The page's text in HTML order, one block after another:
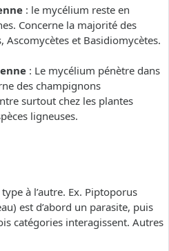
: le mycélium reste en
Concerne la majorité des
et Basidiomycètes.
: Le mycélium pénètre dans
des champignons
surtout chez les plantes
ligneuses.
à l’autre. Ex. Piptoporus
est d’abord un parasite, puis
catégories interagissent. Autres